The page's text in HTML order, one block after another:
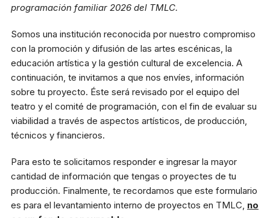
Plaza Las Condes
Micro
418, 426, 429 541N
programación familiar 2026 del TMLC.
Somos una institución reconocida por nuestro compromiso
con la promoción y difusión de las artes escénicas, la
educación artística y la gestión cultural de excelencia. A
continuación, te invitamos a que nos envíes, información
sobre tu proyecto. Éste será revisado por el equipo del
teatro y el comité de programación, con el fin de evaluar su
viabilidad a través de aspectos artísticos, de producción,
técnicos y financieros.
Para esto te solicitamos responder e ingresar la mayor
cantidad de información que tengas o proyectes de tu
producción. Finalmente, te recordamos que este formulario
es para el levantamiento interno de proyectos en TMLC, no